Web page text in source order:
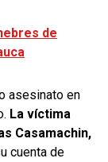
de
asesinato en
La víctima
Casamachin,
cuenta de